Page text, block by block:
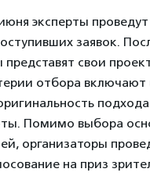
эксперты
заявок.
свои
отбора включают
Помимо выбора
организаторы
на приз